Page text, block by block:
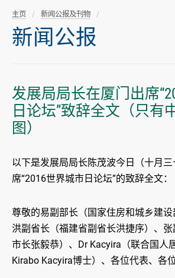
主页 新闻公报及刊物
新闻公报
发展局局长在厦门出席
日论坛”致辞全文（只有
图）
以下是发展局局长陈茂波今日（十月
席“2016世界城市日论坛”的致辞全文：
尊敬的易副部长（国家住房和城乡建设
洪副省长（福建省副省长洪捷序）、张
市长张毅恭）、Dr Kacyira（联合国人
Kirabo Kacyira博士）、各位代表、各位